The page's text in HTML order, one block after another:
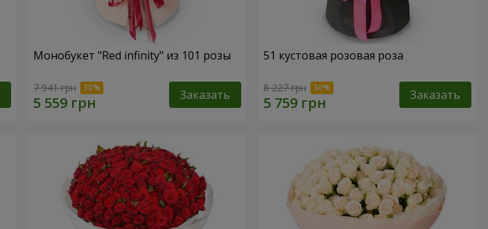
Монобукет "Red infinity" из 101 розы
7 941 грн Заказать
51 кустовая розовая роза
8 227 грн Заказать